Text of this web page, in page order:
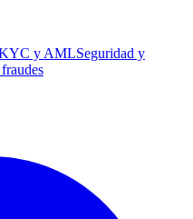
y AMLSeguridad y